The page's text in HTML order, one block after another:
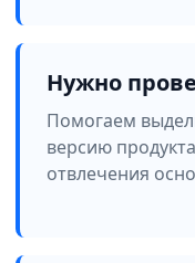
Нужно
Помогаем
версию
отвлечения